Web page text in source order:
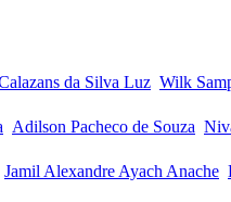
da Silva Luz Wilk
Adilson Pacheco de Souza
Jamil Alexandre Ayach Anache